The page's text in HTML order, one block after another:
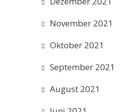
November 2021
Oktober 2021
September 2021
August 2021